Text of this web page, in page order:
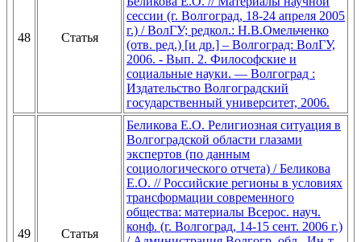
48 Статья
сессии (г. Волгоград, 18-24 апреля 2005
г.) / ВолГУ; редкол.: Н.В.Омельченко
(отв. ред.) [и др.] – Волгоград: ВолГУ,
2006. - Вып. 2. Философские и
социальные науки. — Волгоград :
Издательство Волгоградский
государственный университет, 2006.
49 Статья
Беликова Е.О. Религиозная ситуация в
Волгоградской области глазами
экспертов (по данным
социологического отчета) / Беликова
Е.О. // Российские регионы в условиях
трансформации современного
общества: материалы Всерос. науч.
конф. (г. Волгоград, 14-15 сент. 2006 г.)